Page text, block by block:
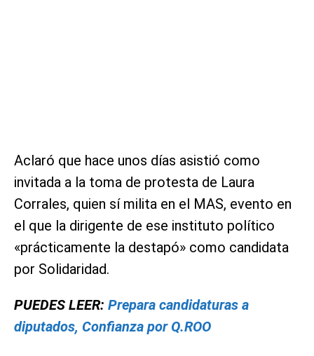
Aclaró que hace unos días asistió como
invitada a la toma de protesta de Laura
Corrales, quien sí milita en el MAS, evento en
el que la dirigente de ese instituto político
«prácticamente la destapó» como candidata
por Solidaridad.
PUEDES LEER: Prepara candidaturas a
diputados, Confianza por Q.ROO